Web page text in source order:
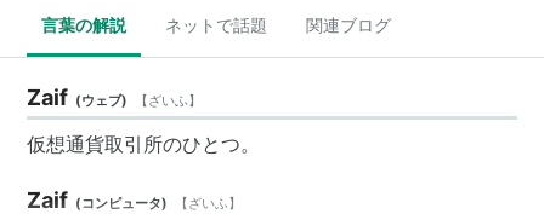
言葉の解説 ネットで話題 関連ブログ
Zaif (ウェブ) 【ざいふ】
仮想通貨取引所のひとつ。
Zaif (コンピュータ) 【ざいふ】